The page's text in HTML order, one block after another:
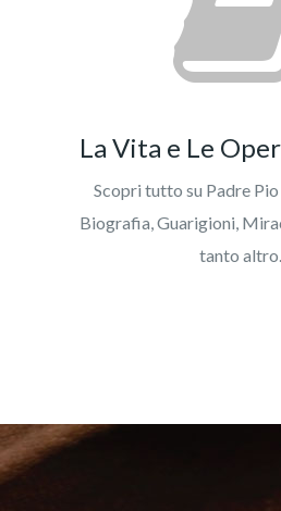
La Vita e Le
Scopri tutto su Padre Pio
Biografia, Guarigioni,
tanto